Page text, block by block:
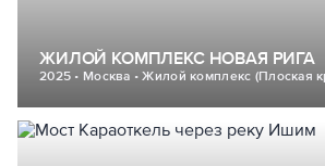
ЖИЛОЙ КОМПЛЕКС НОВАЯ РИГА
2025 • Москва • Жилой комплекс (Плоская